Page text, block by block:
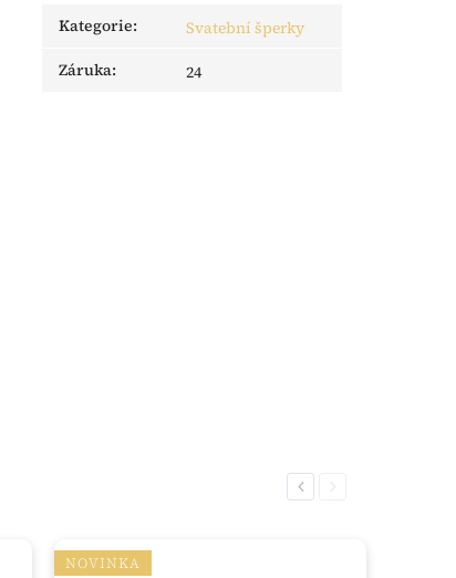
Kategorie:
Svatební šperky
Záruka: 24
Previous
NOVINKA
Next